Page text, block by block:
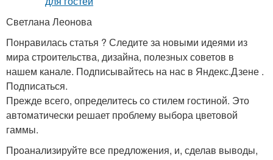
Светлана Леонова
Понравилась статья ? Следите за новыми идеями из
мира строительства, дизайна, полезных советов в
нашем канале. Подписывайтесь на нас в Яндекс.Дзене .
Подписаться.
Прежде всего, определитесь со стилем гостиной. Это
автоматически решает проблему выбора цветовой
гаммы.
Проанализируйте все предложения, и, сделав выводы,